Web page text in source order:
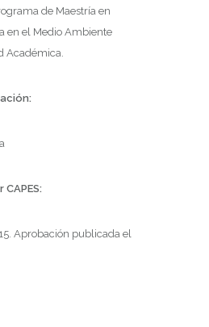
de Maestría en
en el Medio Ambiente
Académica.
Aprobación publicada el